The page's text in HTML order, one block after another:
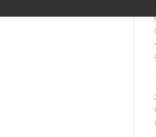
同意してホームページに入る